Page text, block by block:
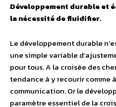
Développement durable et
la nécessité de fluidifier.
Le développement durable
une simple variable
pour tous. A la croisée des
tendance à y recourir comme
communication. Or le
paramètre essentiel de la